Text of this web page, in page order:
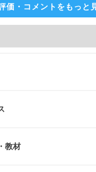
価・コメントをもっと
教材